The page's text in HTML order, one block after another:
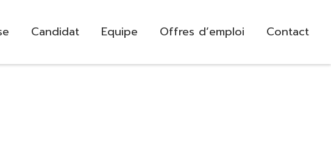
Candidat Equipe Offres d’emploi Contact